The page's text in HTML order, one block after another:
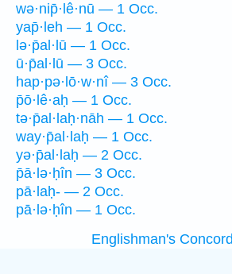
wə·nip̄·lê·nū — 1 Occ.
yap̄·leh — 1 Occ.
lə·p̄al·lū — 1 Occ.
ū·p̄al·lū — 3 Occ.
hap·pə·lō·w·nî — 3 Occ.
p̄ō·lê·aḥ — 1 Occ.
tə·p̄al·laḥ·nāh — 1 Occ.
way·p̄al·laḥ — 1 Occ.
yə·p̄al·laḥ — 2 Occ.
p̄ā·lə·ḥîn — 3 Occ.
pā·laḥ- — 2 Occ.
pā·lə·ḥîn — 1 Occ.
Englishman's